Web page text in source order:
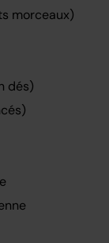
morceaux)
dés)